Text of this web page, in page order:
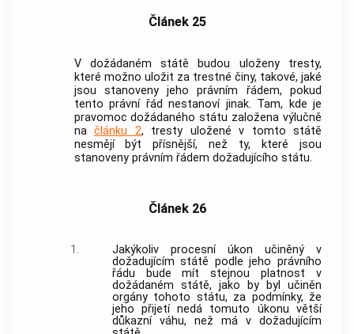
Článek 25
V dožádaném státě budou uloženy tresty,
které možno uložit za trestné činy, takové, jaké
jsou stanoveny jeho právním řádem, pokud
tento právní řád nestanoví jinak. Tam, kde je
pravomoc dožádaného státu založena výlučně
na článku 2, tresty uložené v tomto státě
nesmějí být přísnější, než ty, které jsou
stanoveny právním řádem dožadujícího státu.
Článek 26
1.
Jakýkoliv procesní úkon učiněný v
dožadujícím státě podle jeho právního
řádu bude mít stejnou platnost v
dožádaném státě, jako by byl učiněn
orgány tohoto státu, za podmínky, že
jeho přijetí nedá tomuto úkonu větší
důkazní váhu, než má v dožadujícím